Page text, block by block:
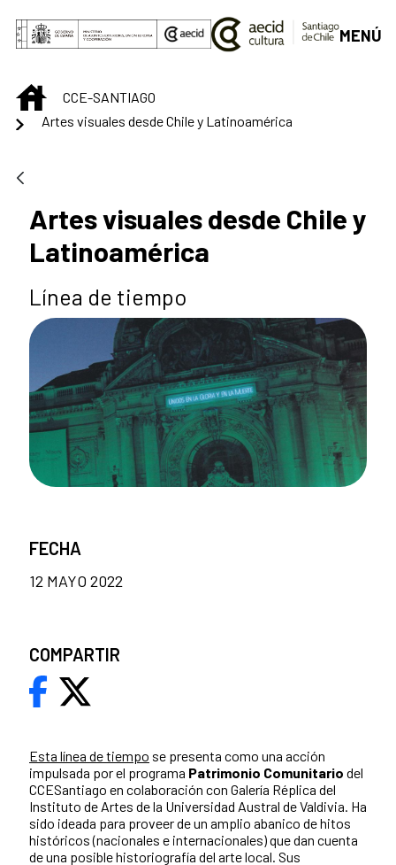
Saltar al contenido principal
MENÚ
INICIOCCE-SANTIAGO
Artes visuales desde Chile y Latinoamérica
Artes visuales desde Chile y
Latinoamérica
Línea de tiempo
Esta línea de tiempo se presenta como una acción
impulsada por el programa Patrimonio Comunitario del
CCESantiago en colaboración con Galería Réplica del
Instituto de Artes de la Universidad Austral de Valdivia. Ha
sido ideada para proveer de un amplio abanico de hitos
históricos (nacionales e internacionales) que dan cuenta
de una posible historiografía del arte local. Sus
FECHA
12 MAYO 2022
COMPARTIR